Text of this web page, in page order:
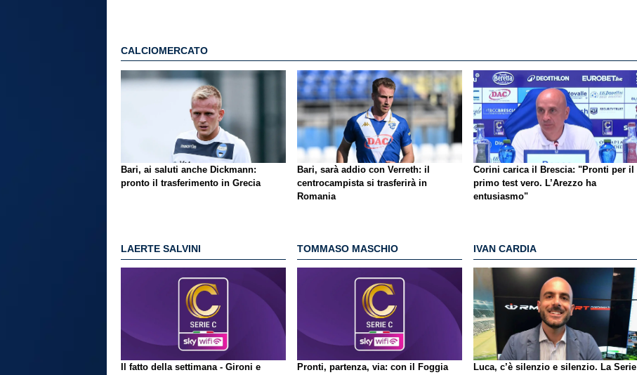
CALCIOMERCATO
Bari, ai saluti anche Dickmann:
pronto il trasferimento in Grecia
Bari, sarà addio con Verreth: il
centrocampista si trasferirà in
Romania
Corini carica il Brescia: "Pronti per il
primo test vero. L’Arezzo ha
entusiasmo"
LAERTE SALVINI
Il fatto della settimana - Gironi e
TOMMASO MASCHIO
Pronti, partenza, via: con il Foggia
IVAN CARDIA
Luca, c’è silenzio e silenzio. La Serie